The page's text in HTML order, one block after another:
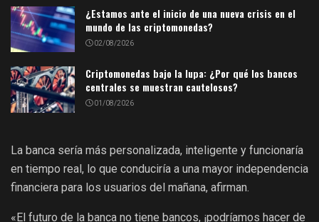
¿Estamos ante el inicio de una nueva crisis en el
mundo de las criptomonedas?
02/08/2026
Criptomonedas bajo la lupa: ¿Por qué los bancos
centrales se muestran cautelosos?
01/08/2026
La banca sería más personalizada, inteligente y funcionaría
en tiempo real, lo que conduciría a una mayor independencia
financiera para los usuarios del mañana, afirman.
«El futuro de la banca no tiene bancos, ¡podríamos hacer de